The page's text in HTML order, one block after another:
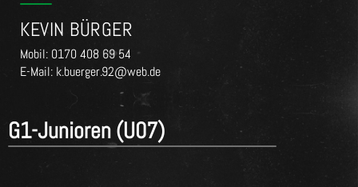
KEVIN BÜRGER
Mobil: 0170 408 69 54
E-Mail: k.buerger.92@web.de
G1-Junioren (U07)